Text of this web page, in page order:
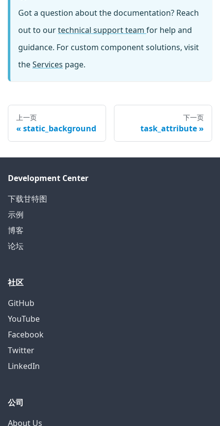
Got a question about the documentation? Reach
out to ourtechnical support team for help and
guidance. For custom component solutions, visit
theServices page.
上一页
static_background
下一页
task_attribute
Development Center
下载甘特图
示例
博客
论坛
社区
GitHub
YouTube
Facebook
Twitter
LinkedIn
公司
About Us